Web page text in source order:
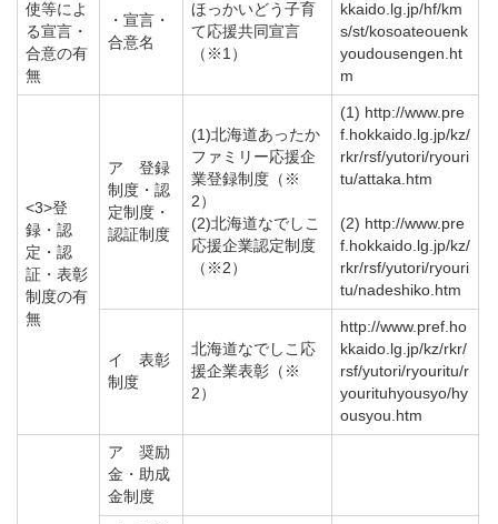
使等によ
る宣言・
合意の有
無
・宣言・
合意名
ほっかいどう子育
て応援共同宣言
（※1）
kkaido.lg.jp/hf/km
s/st/kosoateouenk
youdousengen.ht
m
<3>登
録・認
定・認
証・表彰
制度の有
無
ア 登録
制度・認
定制度・
認証制度
(1)北海道あったか
ファミリー応援企
業登録制度（※
2）
(2)北海道なでしこ
応援企業認定制度
（※2）
(1) http://www.pre
f.hokkaido.lg.jp/kz/
rkr/rsf/yutori/ryouri
tu/attaka.htm
(2) http://www.pre
f.hokkaido.lg.jp/kz/
rkr/rsf/yutori/ryouri
tu/nadeshiko.htm
イ 表彰
制度
北海道なでしこ応
援企業表彰（※
2）
http://www.pref.ho
kkaido.lg.jp/kz/rkr/
rsf/yutori/ryouritu/r
yourituhyousyo/hy
ousyou.htm
ア 奨励
金・助成
金制度